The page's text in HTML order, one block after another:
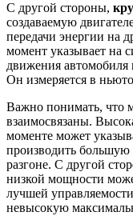
С другой стороны,
создаваемую
передачи энергии на
момент указывает на
движения автомобиля
Он измеряется в
Важно понимать, что
взаимосвязаны.
моменте может
производить большую
разгоне. С другой
низкой мощности
лучшей
невысокую